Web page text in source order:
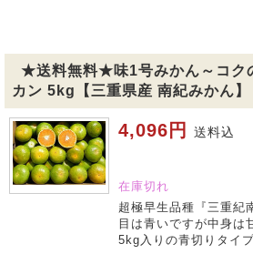
★送料無料★味1号みかん～コク
カン 5kg【三重県産 南紀みかん】
4,096円 送料込
在庫切れ
超極早生品種『三重紀
目は青いですが中身は
5kg入りの青切りタイプ